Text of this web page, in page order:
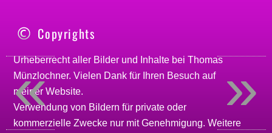
Copyrights
Urheberrecht aller Bilder und Inhalte beiThomas
Münzlochner. Vielen Dank für Ihren Besuch auf
meinerWebsite.
Verwendung von Bildern für private oder
kommerzielle Zwecke nur mit Genehmigung.Weitere
»
«